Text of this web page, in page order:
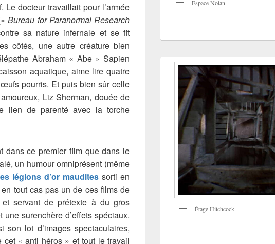
docteur travaillait pour l’armée
Bureau for Paranormal Research
sa nature infernale et se fit
côtés, une autre créature bien
Abraham « Abe » Sapien
aquatique, aime lire quatre
pourris. Et puis bien sûr celle
Liz Sherman, douée de
lien de parenté avec la torche
dans ce premier film que dans le
un humour omniprésent (même
légions d’or mauditessorti en
tout cas pas un de ces films de
servant de prétexte à du gros
surenchère d’effets spéciaux.
lot d’images spectaculaires,
« anti héros » et tout le travail
Espace Nolan
Étage Hitchcock